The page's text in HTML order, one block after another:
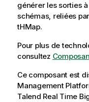
générer les sorties
schémas, reliées
tHMap.
Pour plus de
consultez
Ce composant est
Management
Talend Real Time